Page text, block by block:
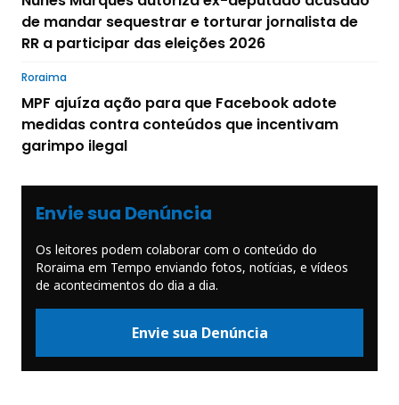
de mandar sequestrar e torturar jornalista de
RR a participar das eleições 2026
Roraima
MPF ajuíza ação para que Facebook adote
medidas contra conteúdos que incentivam
garimpo ilegal
Envie sua Denúncia
Os leitores podem colaborar com o conteúdo do
Roraima em Tempo enviando fotos, notícias, e vídeos
de acontecimentos do dia a dia.
Envie sua Denúncia